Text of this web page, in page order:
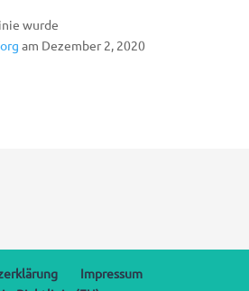
wurde
am Dezember 2, 2020
Impressum